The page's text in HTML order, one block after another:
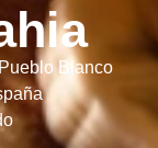
Blanco